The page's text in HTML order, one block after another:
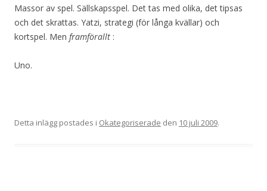
Massor av spel. Sällskapsspel. Det tas med olika, det tipsas
och det skrattas. Yatzi, strategi (för långa kvällar) och
kortspel. Men framförallt :
Uno.
Detta inlägg postades i Okategoriserade den 10 juli 2009.